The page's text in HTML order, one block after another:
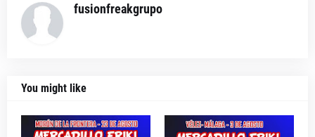
fusionfreakgrupo
You might like